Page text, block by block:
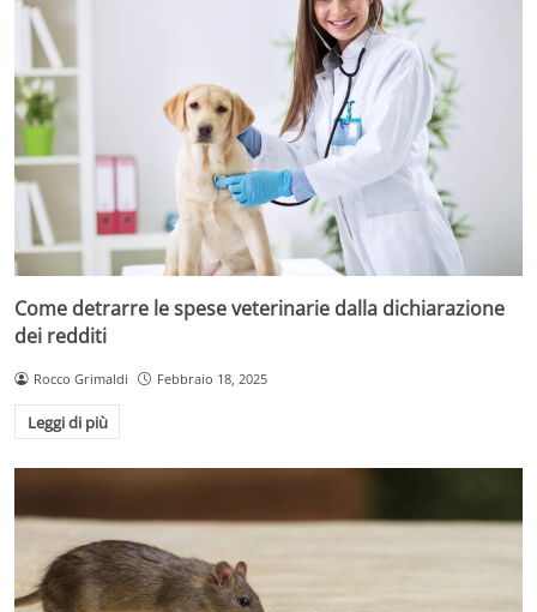
Come detrarre le spese veterinarie dalla dichiarazione
dei redditi
Rocco Grimaldi Febbraio 18, 2025
Leggi di più